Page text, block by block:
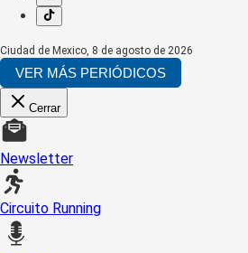
Ciudad de Mexico, 8 de agosto de 2026
VER MÁS PERIÓDICOS
Cerrar
Newsletter
Circuito Running